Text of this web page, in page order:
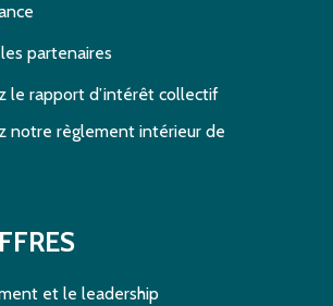
partenaires
le rapport d’intérêt collectif
notre règlement intérieur de
et le leadership